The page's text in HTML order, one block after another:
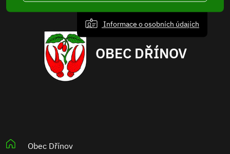
Informace o osobních údajích
OBEC DŘÍNOV
Obec Dřínov